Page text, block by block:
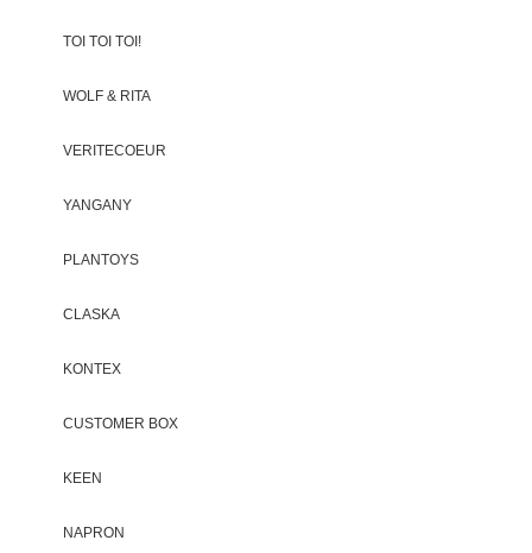
TOI TOI TOI!
WOLF & RITA
VERITECOEUR
YANGANY
PLANTOYS
CLASKA
KONTEX
CUSTOMER BOX
KEEN
NAPRON